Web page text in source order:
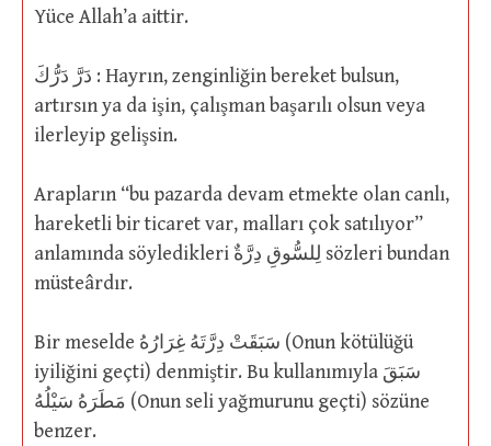
Yüce Allah’a aittir.
دَرَّ دَرُّكَ : Hayrın, zenginliğin bereket bulsun,
artırsın ya da işin, çalışman başarılı olsun veya
ilerleyip gelişsin.
Arapların “bu pazarda devam etmekte olan canlı,
hareketli bir ticaret var, malları çok satılıyor”
anlamında söyledikleri لِلسُّوقِ دِرَّةٌ sözleri bundan
müsteârdır.
Bir meselde سَبَقَتْ دِرَّتَهُ غِرَارُهُ (Onun kötülüğü
iyiliğini geçti) denmiştir. Bu kullanımıyla سَبَقَ
مَطَرَهُ سَيْلُهُ (Onun seli yağmurunu geçti) sözüne
benzer.